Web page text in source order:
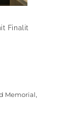
Finalit
Memorial,